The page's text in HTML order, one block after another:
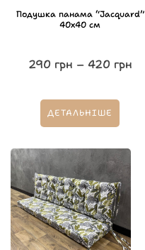
Подушка панама “Jacquard”
40х40 см
290 грн – 420 грн
ДЕТАЛЬНІШЕ